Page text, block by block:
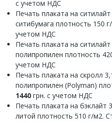
с учетом НДС
Печать плаката на
ситибумага плотность 150
учетом НДС
Печать плаката на
полипропилен плотность
учетом НДС
Печать плаката на скролл
полипропилен (Polyman)
1440 грн. с учетом НДС
Печать плаката на бэклайт
литой плотность 510 г/м2.